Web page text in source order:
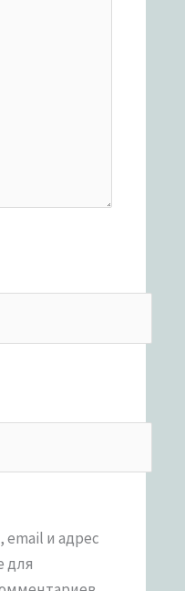
и адрес
для